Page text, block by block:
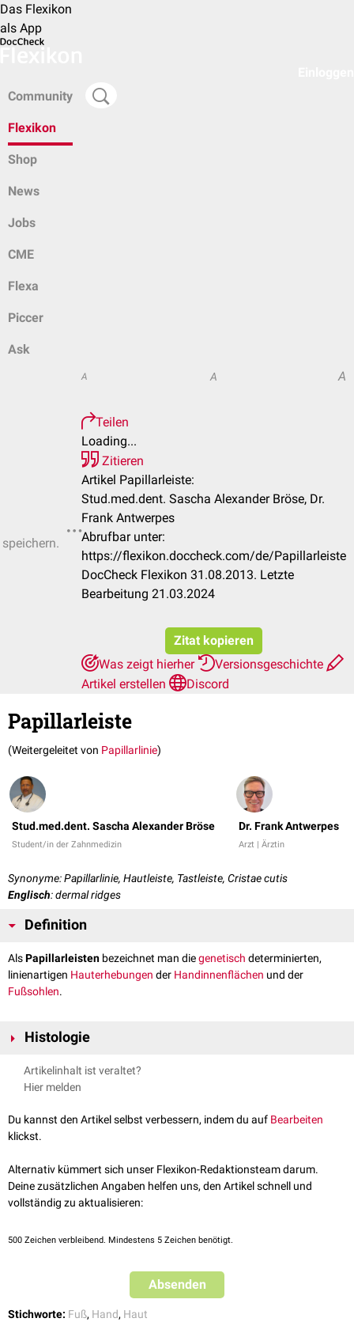
Das Flexikon
als App
Community
Flexikon
Shop
News
Jobs
CME
Flexa
Piccer
Ask
A A A
Teilen
Loading...
Zitieren
Artikel Papillarleiste:
Stud.med.dent. Sascha Alexander Bröse, Dr.
Frank Antwerpes
Abrufbar unter:
https://flexikon.doccheck.com/de/Papillarleiste
DocCheck Flexikon 31.08.2013. Letzte
Bearbeitung 21.03.2024
Zitat kopieren
Was zeigt hierher
Versionsgeschichte
Artikel erstellen
Discord
Papillarleiste
(Weitergeleitet von Papillarlinie)
Stud.med.dent. Sascha Alexander Bröse
Student/in der Zahnmedizin
Dr. Frank Antwerpes
Arzt | Ärztin
Synonyme: Papillarlinie, Hautleiste, Tastleiste, Cristae cutis
Englisch: dermal ridges
Definition
AlsPapillarleisten bezeichnet man diegenetisch determinierten,
linienartigen Hauterhebungen der Handinnenflächen und der
Fußsohlen.
Histologie
Die Papillarleisten entstehen durch die von der Lederhaut (
Epidermis
Artikelinhalt ist veraltet?
Hier melden
Du kannst den Artikel selbst verbessern, indem du auf Bearbeiten
klickst.
Alternativ kümmert sich unser Flexikon-Redaktionsteam darum.
Deine zusätzlichen Angaben helfen uns, den Artikel schnell und
vollständig zu aktualisieren:
500 Zeichen verbleibend. Mindestens 5 Zeichen benötigt.
Absenden
Stichworte: Fuß, Hand, Haut